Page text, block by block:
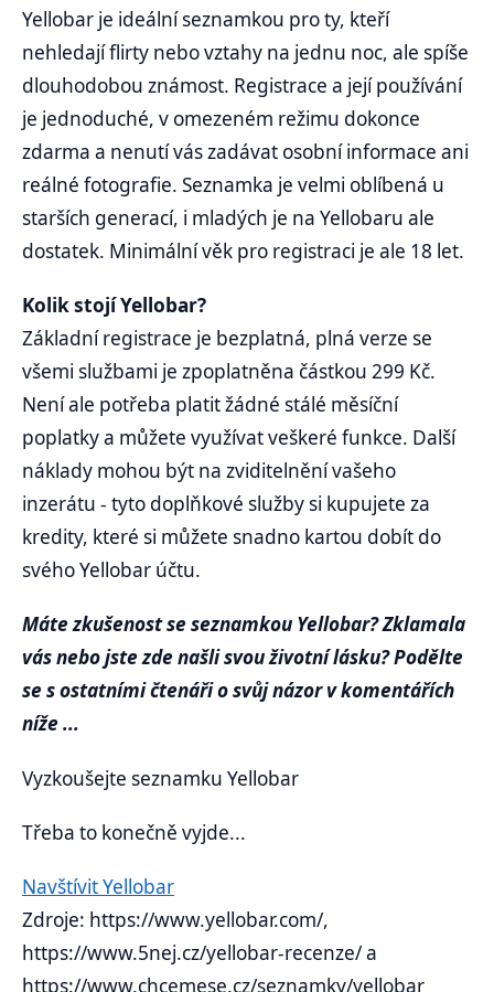
Yellobar je ideální seznamkou pro ty, kteří
nehledají flirty nebo vztahy na jednu noc, ale spíše
dlouhodobou známost. Registrace a její používání
je jednoduché, v omezeném režimu dokonce
zdarma a nenutí vás zadávat osobní informace ani
reálné fotografie. Seznamka je velmi oblíbená u
starších generací, i mladých je na Yellobaru ale
dostatek. Minimální věk pro registraci je ale 18 let.
Kolik stojí Yellobar?
Základní registrace je bezplatná, plná verze se
všemi službami je zpoplatněna částkou 299 Kč.
Není ale potřeba platit žádné stálé měsíční
poplatky a můžete využívat veškeré funkce. Další
náklady mohou být na zviditelnění vašeho
inzerátu - tyto doplňkové služby si kupujete za
kredity, které si můžete snadno kartou dobít do
svého Yellobar účtu.
Máte zkušenost se seznamkou Yellobar? Zklamala
vás nebo jste zde našli svou životní lásku? Podělte
se s ostatními čtenáři o svůj názor v komentářích
níže ...
Vyzkoušejte seznamku Yellobar
Třeba to konečně vyjde...
Navštívit Yellobar
Zdroje: https://www.yellobar.com/,
https://www.5nej.cz/yellobar-recenze/ a
https://www.chcemese.cz/seznamky/yellobar